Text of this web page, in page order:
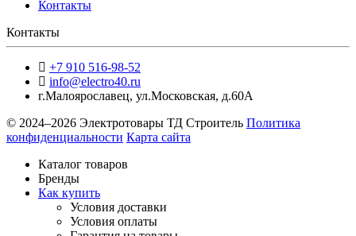
Контакты
Контакты
+7 910 516-98-52
info@electro40.ru
г.Малоярославец, ул.Московская, д.60А
© 2024–2026 Электротовары ТД Строитель Политика
конфиденциальности Карта сайта
Каталог товаров
Бренды
Как купить
Условия доставки
Условия оплаты